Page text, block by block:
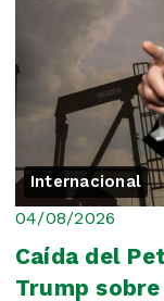
Internacional
04/08/2026
Caída del
Trump